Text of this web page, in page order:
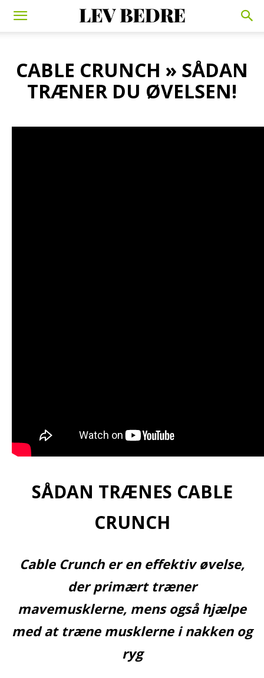
CABLE CRUNCH » SÅDAN
TRÆNER DU ØVELSEN!
SÅDAN TRÆNES CABLE
CRUNCH
Cable Crunch er en effektiv øvelse,
der primært træner
mavemusklerne, mens også hjælpe
med at træne musklerne i nakken og
ryg